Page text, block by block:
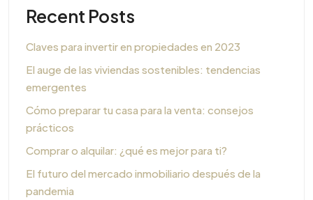
Recent Posts
Claves para invertir en propiedades en 2023
El auge de las viviendas sostenibles: tendencias
emergentes
Cómo preparar tu casa para la venta: consejos
prácticos
Comprar o alquilar: ¿qué es mejor para ti?
El futuro del mercado inmobiliario después de la
pandemia